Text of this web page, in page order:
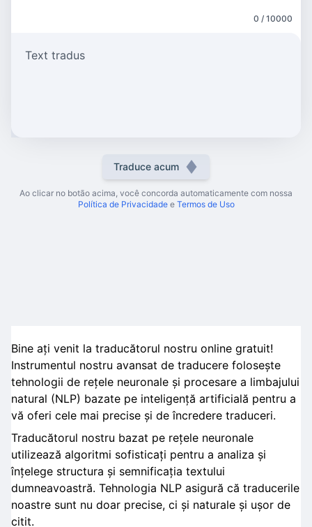
0 / 10000
Text tradus
Traduce acum
Ao clicar no botão acima, você concorda automaticamente com nossa
Política de Privacidade e Termos de Uso
Bine ați venit la traducătorul nostru online gratuit!
Instrumentul nostru avansat de traducere folosește
tehnologii de rețele neuronale și procesare a limbajului
natural (NLP) bazate pe inteligență artificială pentru a
vă oferi cele mai precise și de încredere traduceri.
Traducătorul nostru bazat pe rețele neuronale
utilizează algoritmi sofisticați pentru a analiza și
înțelege structura și semnificația textului
dumneavoastră. Tehnologia NLP asigură că traducerile
noastre sunt nu doar precise, ci și naturale și ușor de
citit.